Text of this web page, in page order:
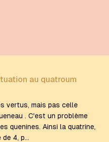
au quatroum
vertus, mais pas celle
. C'est un problème
quenines. Ainsi la quatrine,
de 4, p…